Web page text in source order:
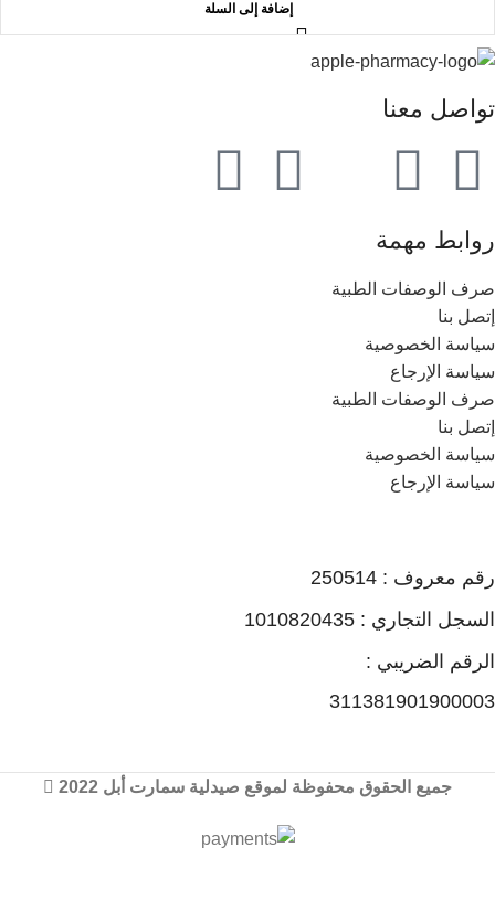
إضافة إلى السلة
تواصل معنا
روابط مهمة
صرف الوصفات الطبية
إتصل بنا
سياسة الخصوصية
سياسة الإرجاع
صرف الوصفات الطبية
إتصل بنا
سياسة الخصوصية
سياسة الإرجاع
رقم معروف : 250514
السجل التجاري : 1010820435
الرقم الضريبي :
311381901900003
جميع الحقوق محفوظة لموقع صيدلية سمارت أبل 2022